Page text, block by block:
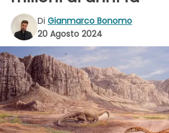
Di Gianmarco Bonomo
20 Agosto 2024